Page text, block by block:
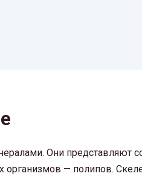
Они представляют
организмов — полипов.